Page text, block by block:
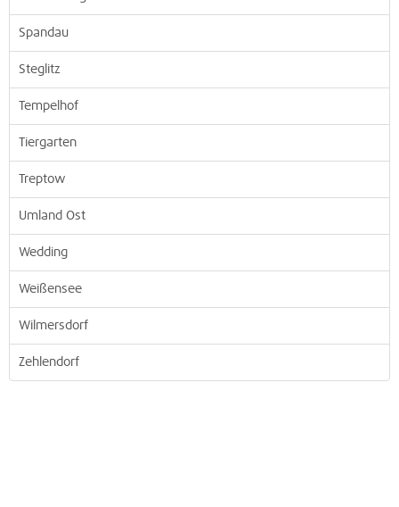
Spandau
Steglitz
Tempelhof
Tiergarten
Treptow
Umland Ost
Wedding
Weißensee
Wilmersdorf
Zehlendorf